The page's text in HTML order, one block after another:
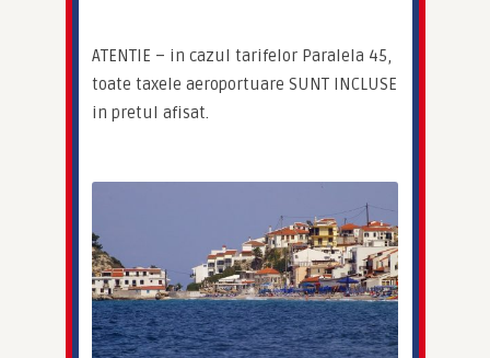
ATENTIE – in cazul tarifelor Paralela 45,
toate taxele aeroportuare SUNT INCLUSE
in pretul afisat.